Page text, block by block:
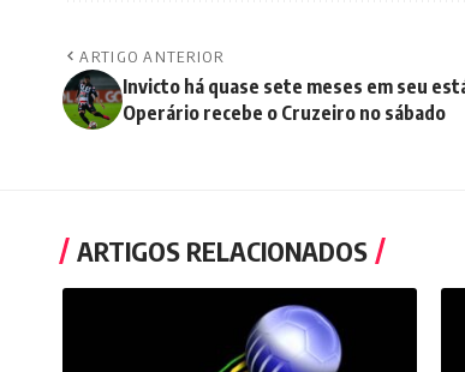
ARTIGO ANTERIOR
Invicto há quase sete meses em seu
Operário recebe o Cruzeiro no sábado
ARTIGOS RELACIONADOS